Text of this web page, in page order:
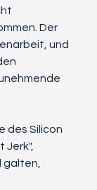
Der
und
des Silicon
Jerk",
galten,